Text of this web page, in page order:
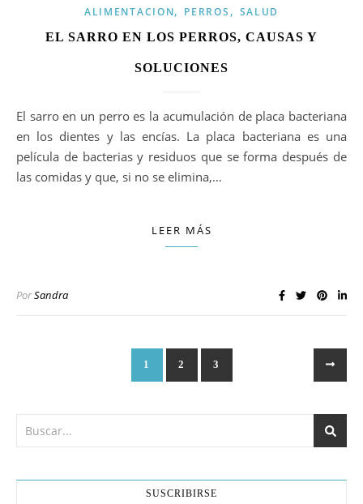
ALIMENTACION, PERROS , SALUD
EL SARRO EN LOS PERROS, CAUSAS Y
SOLUCIONES
El sarro en un perro es la acumulación de placa bacteriana
en los dientes y las encías. La placa bacteriana es una
película de bacterias y residuos que se forma después de
las comidas y que, si no se elimina,…
LEER MÁS
PorSandra
1 2 3
SUSCRIBIRSE